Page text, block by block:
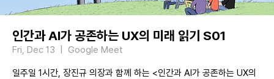
인간과 AI가 공존하는 UX의 미래 읽기 S01
Fri, Dec 13 Google Meet
일주일 1시간, 장진규 의장과 함께 하는 <인간과 AI가 공존하는 UX의